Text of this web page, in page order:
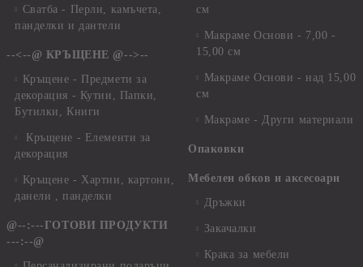
Сватба - Перли, камъчета,
панделки и дантели
--<--@ КРЪЩЕНЕ @-->--
Кръщене - Предмети за
декорация - Кутии, Папки,
Бутилки, Книги
Кръщене - Елементи за
декорация
Кръщене - Хартии, картони,
данели , панделки
@--:---ГОТОВИ ПРОДУКТИ
---:--@
см
Макраме Основи - 7,00 -
15,00 см
Макраме Основи - над 15,00
см
Макраме - Други материали
Опаковки
Мебелен обков и аксесоари
Дръжки
Закачалки
Крака за мебели